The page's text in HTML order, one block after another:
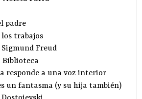
padre
trabajos
Freud
Biblioteca
responde a una voz interior
un fantasma (y su hija también)